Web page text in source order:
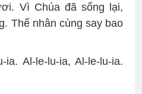
Vì Chúa đã sống lại,
Thế nhân cùng say bao
ia. Al-le-lu-ia, Al-le-lu-ia.